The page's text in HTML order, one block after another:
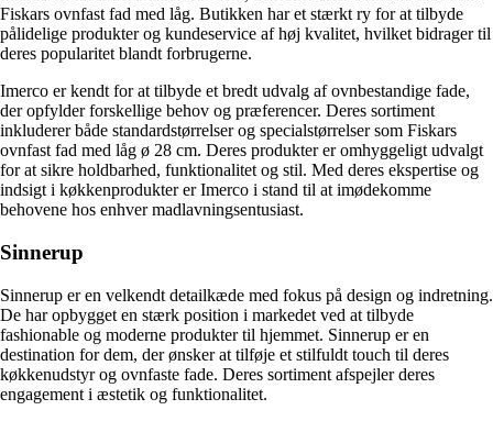
Fiskars ovnfast fad med låg. Butikken har et stærkt ry for at tilbyde
pålidelige produkter og kundeservice af høj kvalitet, hvilket bidrager til
deres popularitet blandt forbrugerne.
Imerco er kendt for at tilbyde et bredt udvalg af ovnbestandige fade,
der opfylder forskellige behov og præferencer. Deres sortiment
inkluderer både standardstørrelser og specialstørrelser som Fiskars
ovnfast fad med låg ø 28 cm. Deres produkter er omhyggeligt udvalgt
for at sikre holdbarhed, funktionalitet og stil. Med deres ekspertise og
indsigt i køkkenprodukter er Imerco i stand til at imødekomme
behovene hos enhver madlavningsentusiast.
Sinnerup
Sinnerup er en velkendt detailkæde med fokus på design og indretning.
De har opbygget en stærk position i markedet ved at tilbyde
fashionable og moderne produkter til hjemmet. Sinnerup er en
destination for dem, der ønsker at tilføje et stilfuldt touch til deres
køkkenudstyr og ovnfaste fade. Deres sortiment afspejler deres
engagement i æstetik og funktionalitet.